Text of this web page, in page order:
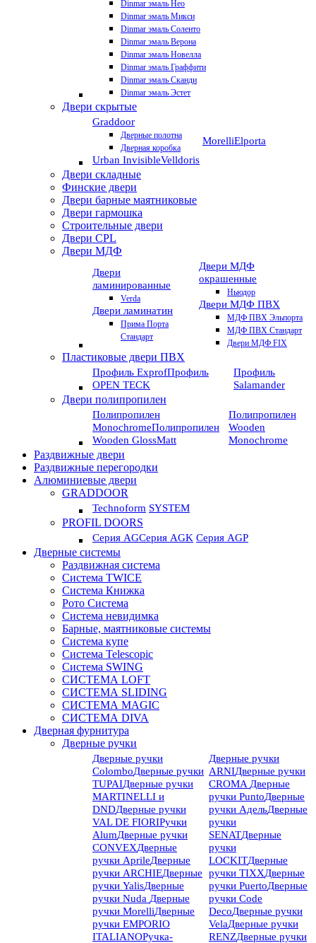
Dinmar эмаль Нео
Dinmar эмаль Микси
Dinmar эмаль Соленто
Dinmar эмаль Верона
Dinmar эмаль Новелла
Dinmar эмаль Граффити
Dinmar эмаль Сканди
Dinmar эмаль Эстет
Двери скрытые
Graddoor
Дверные полотна
Дверная коробка
Urban InvisibleVelldoris
MorelliElporta
Двери складные
Финские двери
Двери барные маятниковые
Двери гармошка
Строительные двери
Двери CРL
Двери МДФ
Двери
ламинированные
Verda
Двери ламинатин
Прима Порта
Стандарт
Двери МДФ
окрашенные
Ньюдор
Двери МДФ ПВХ
МДФ ПВХ Эльпорта
МДФ ПВХ Стандарт
Двери МДФ FIX
Пластиковые двери ПВХ
Профиль ExprofПрофиль
OPEN TECK
Профиль
Salamander
Двери полипропилен
Полипропилен
MonochromeПолипропилен
Wooden GlossMatt
Полипропилен
Wooden
Monochrome
Раздвижные двери
Раздвижные перегородки
Алюминиевые двери
GRADDOOR
Technoform SYSTEM
PROFIL DOORS
Серия AGСерия AGK Серия AGP
Дверные системы
Раздвижная система
Система TWICE
Система Книжка
Рото Система
Система невидимка
Барные, маятниковые системы
Система купе
Система Telescopic
Система SWING
СИСТЕМА LOFT
СИСТЕМА SLIDING
СИСТЕМА MAGIC
СИСТЕМА DIVA
Дверная фурнитура
Дверные ручки
Дверные ручки
ColomboДверные ручки
TUPAIДверные ручки
MARTINELLI и
DNDДверные ручки
VAL DE FIORIРучки
AlumДверные ручки
CONVEXДверные
ручки AprileДверные
ручки ARCHIEДверные
ручки YalisДверные
ручки Nuda Дверные
ручки MorelliДверные
ручки EMPORIO
ITALIANOРучка-
Дверные ручки
ARNIДверные ручки
CROMA Дверные
ручки PuntoДверные
ручки АдельДверные
ручки
SENATДверные
ручки
LOCKITДверные
ручки TIXXДверные
ручки PuertoДверные
ручки Code
DecoДверные ручки
VelaДверные ручки
RENZДверные ручки